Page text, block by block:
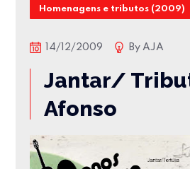
Homenagens e tributos (2009)
14/12/2009 ByAJA
Jantar/
Afonso